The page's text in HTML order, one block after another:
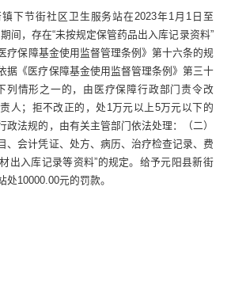
下节街社区卫生服务站在2023年1月 1日至
间，存在“未按规定保管药品出入库记录资料”
疗保障基金使用监督管理条例》第十六条的规
据 《医疗保障基金使用监督管理条例》第三十
列情形之一的，由医疗保障行政部门责令改
人；拒不改正的，处 1万元以上5万元以下的
政法规的，由有关主管部门依法处理：（二）
、会计凭证、处方、病历、治疗检查记录、费
出入库记录等资料”的规定。给予元阳县新街
处10000.00元的罚款。